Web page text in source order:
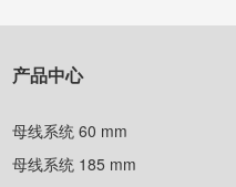
产品中心
母线系统 60 mm
母线系统 185 mm